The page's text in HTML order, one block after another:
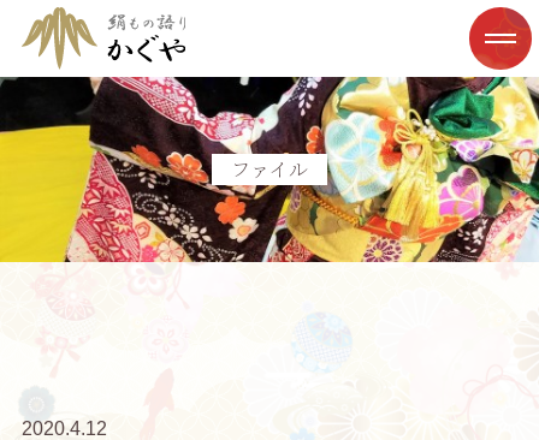
ファイル
2020.4.12